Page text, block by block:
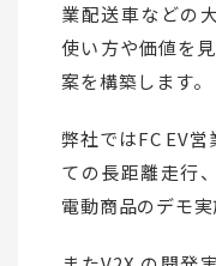
業配送車などの
使い方や価値を
案を構築します。
弊社ではFC EV
ての長距離走行
電動商品のデモ実